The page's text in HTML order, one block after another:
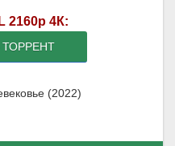
2160p 4К:
ТОРРЕНТ
(2022)